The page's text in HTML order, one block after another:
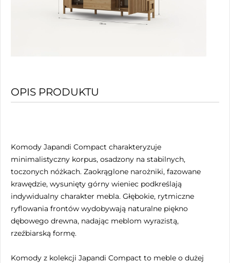
OPIS PRODUKTU
Komody Japandi Compact charakteryzuje
minimalistyczny korpus, osadzony na stabilnych,
toczonych nóżkach. Zaokrąglone narożniki, fazowane
krawędzie, wysunięty górny wieniec podkreślają
indywidualny charakter mebla. Głębokie, rytmiczne
ryflowania frontów wydobywają naturalne piękno
dębowego drewna, nadając meblom wyrazistą,
rzeźbiarską formę.
Komody z kolekcji Japandi Compact to meble o dużej